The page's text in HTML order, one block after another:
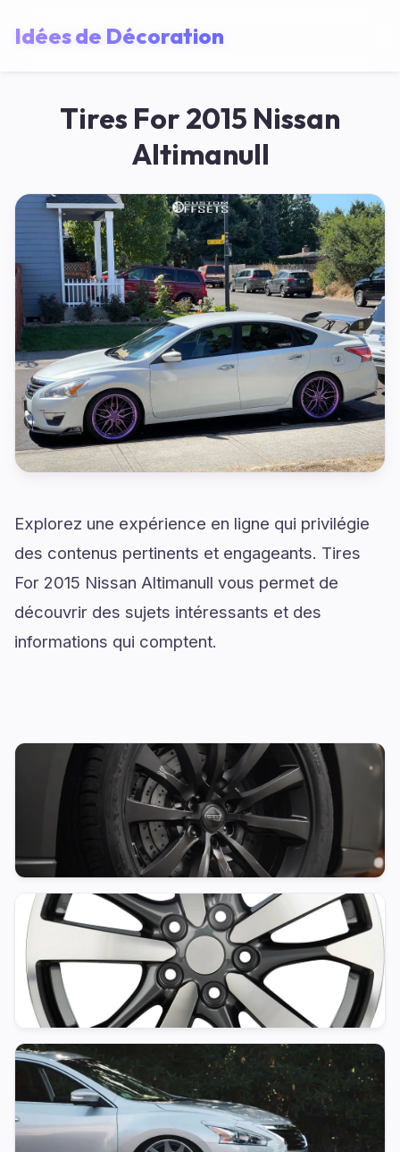
Idées de Décoration
Tires For 2015 Nissan
Altimanull
Explorez une expérience en ligne qui privilégie
des contenus pertinents et engageants. Tires
For 2015 Nissan Altimanull vous permet de
découvrir des sujets intéressants et des
informations qui comptent.